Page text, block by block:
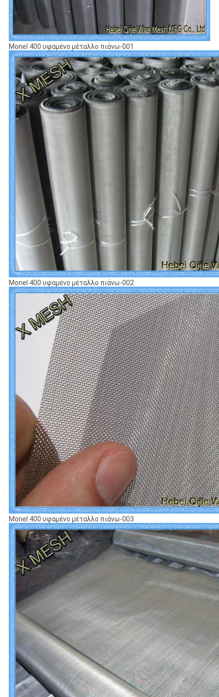
Monel 400 υφαμένο μέταλλο πιάνω-001
Monel 400 υφαμένο μέταλλο πιάνω-002
Monel 400 υφαμένο μέταλλο πιάνω-003